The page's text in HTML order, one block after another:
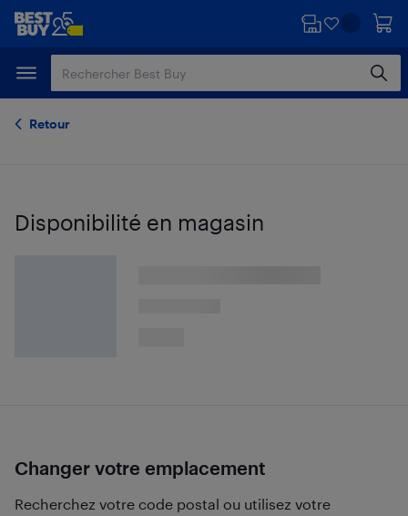
Passer
principal
Passer
Retour
Disponibilité en magasin
Changer votre emplacement
Recherchez votre code postal ou utilisez votre